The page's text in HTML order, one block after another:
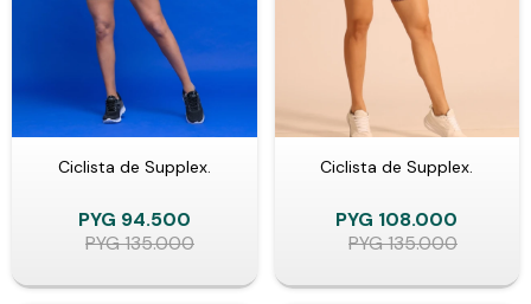
Ciclista de Supplex.
PYG 94.500
PYG135.000
Ciclista de Supplex.
PYG 108.000
PYG135.000